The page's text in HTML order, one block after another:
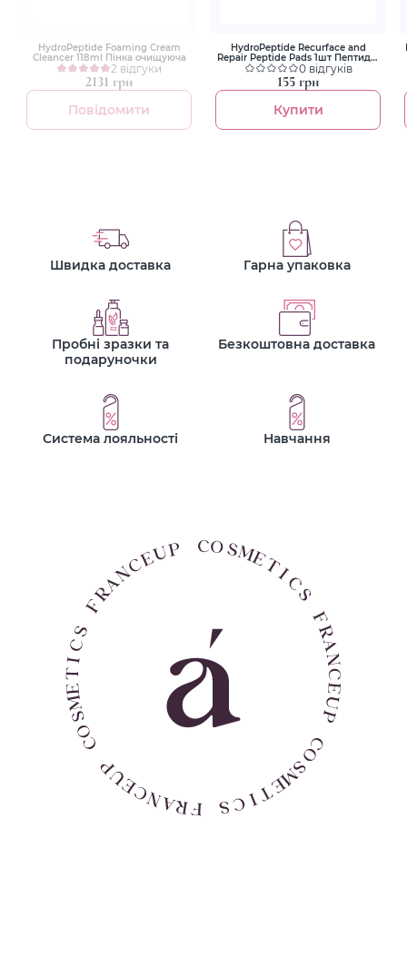
HydroPeptide Foaming Cream
Cleancer 118ml Пінка очищуюча
2 відгуки
2131 грн
Повідомити
HydroPeptide Recurface and
Repair Peptide Pads 1шт Пептидні
пади для оновлення і
регенерації шкіри
0 відгуків
155 грн
Купити
Швидка доставка Гарна упаковка
Пробні зразки та
подаруночки
Безкоштовна доставка
Система лояльності Навчання